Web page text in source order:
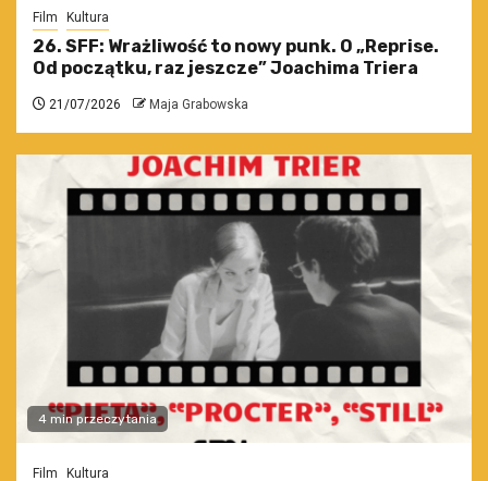
Film Kultura
26. SFF: Wrażliwość to nowy punk. O „Reprise.
Od początku, raz jeszcze” Joachima Triera
21/07/2026 Maja Grabowska
4 min przeczytania
Film Kultura